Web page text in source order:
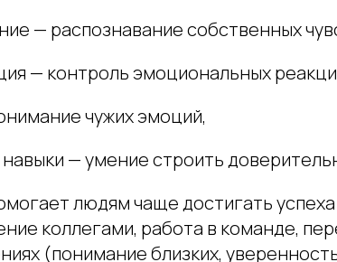
— распознавание собственных
— контроль эмоциональных
чужих эмоций,
— умение строить
людям чаще достигать
коллегами, работа в команде,
(понимание близких,